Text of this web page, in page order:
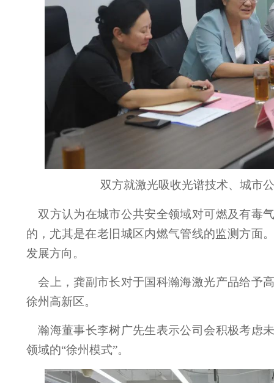
双方就激光吸收光谱技术、城市
双方认为在城市公共安全领域对可燃及有毒
的，尤其是在老旧城区内燃气管线的监测方面
发展方向。
会上，龚副市长对于国科瀚海激光产品给予
徐州高新区。
瀚海董事长李树广先生表示公司会积极考虑
领域的“徐州模式”。